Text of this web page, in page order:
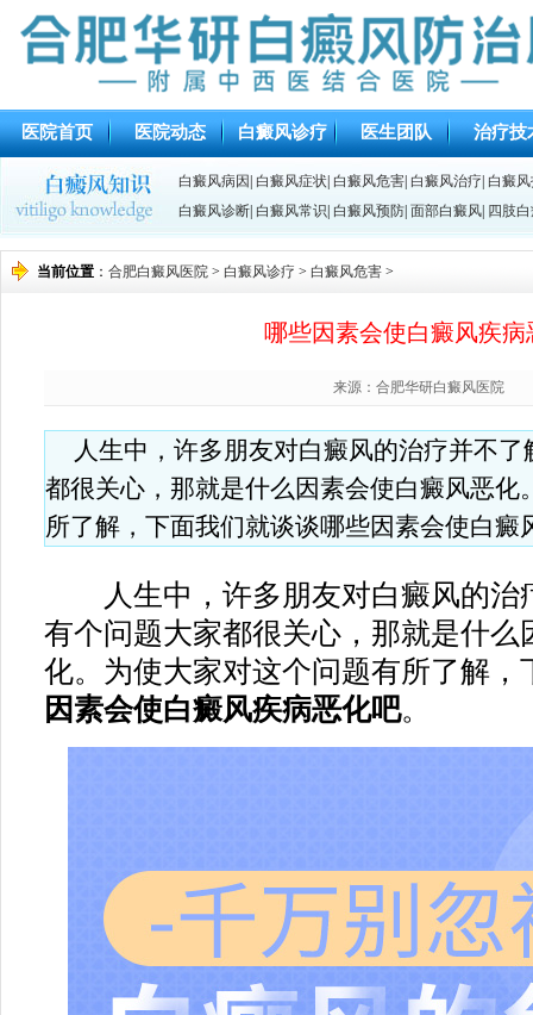
医院首页 医院动态 白癜风诊疗 医生团队 治疗技
白癜风病因 白癜风症状 白癜风危害 白癜风治疗 白癜
白癜风诊断 白癜风常识 白癜风预防 面部白癜风 四肢
当前位置 ： 合肥白癜风医院 > 白癜风诊疗 > 白癜风危害 >
哪些因素会使白癜风疾病
来源：合肥华研白癜风医院
人生中，许多朋友对白癜风的治疗并不
都很关心，那就是什么因素会使白癜风恶化
所了解，下面我们就谈谈哪些因素会使白癜
人生中，许多朋友对白癜风的治
有个问题大家都很关心，那就是什么
化。为使大家对这个问题有所了解，
因素会使白癜风疾病恶化吧。